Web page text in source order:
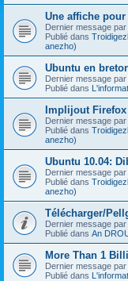
Une affiche
Dernier message par
Publié dans
anezho)
Ubuntu en
Dernier message par
Publié dans
Implijout Firefox
Dernier message par
Publié dans
anezho)
Ubuntu 10.04:
Dernier message par
Publié dans
anezho)
Télécharger/
Dernier message par
Publié dans An
More Than 1
Dernier message par
Publié dans